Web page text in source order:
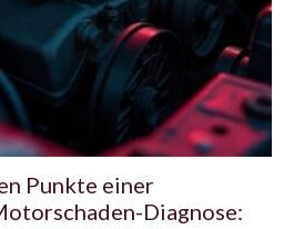
Punkte einer
Diagnose: